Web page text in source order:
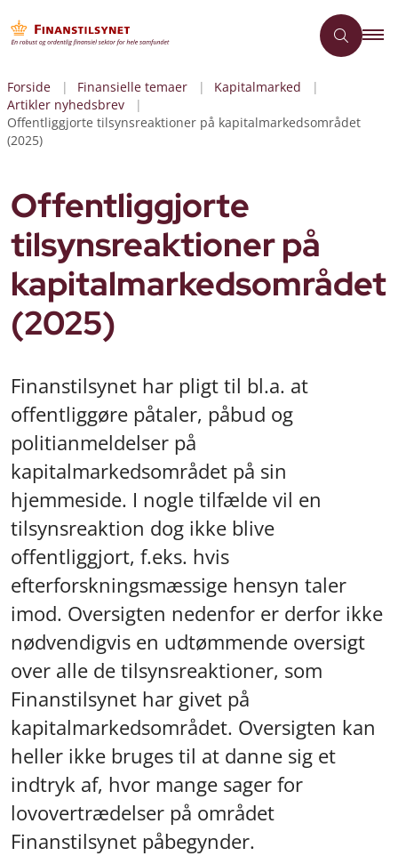
Forside Finansielle temaer
Kapitalmarked
Artikler nyhedsbrev
Offentliggjorte tilsynsreaktioner på kapitalmarkedsområdet
(2025)
Offentliggjorte
tilsynsreaktioner på
kapitalmarkedsområdet
(2025)
Finanstilsynet har pligt til bl.a. at
offentliggøre påtaler, påbud og
politianmeldelser på
kapitalmarkedsområdet på sin
hjemmeside. I nogle tilfælde vil en
tilsynsreaktion dog ikke blive
offentliggjort, f.eks. hvis
efterforskningsmæssige hensyn taler
imod. Oversigten nedenfor er derfor ikke
nødvendigvis en udtømmende oversigt
over alle de tilsynsreaktioner, som
Finanstilsynet har givet på
kapitalmarkedsområdet. Oversigten kan
heller ikke bruges til at danne sig et
indtryk af, hvor mange sager for
lovovertrædelser på området
Finanstilsynet påbegynder.